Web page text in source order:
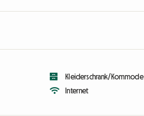
Kleiderschrank/Kommode
Internet